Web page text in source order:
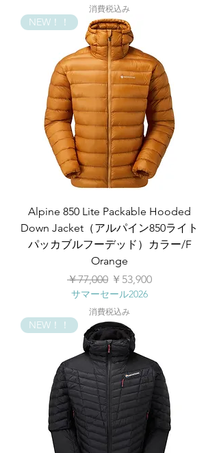
消費税込み
NEW！！
Alpine 850 Lite Packable Hooded
Down Jacket（アルパイン850ライト
パッカブルフーデッド）カラー/F
Orange
通常価格
￥77,000 セール価格
￥53,900
サマーセール2026
消費税込み
NEW！！